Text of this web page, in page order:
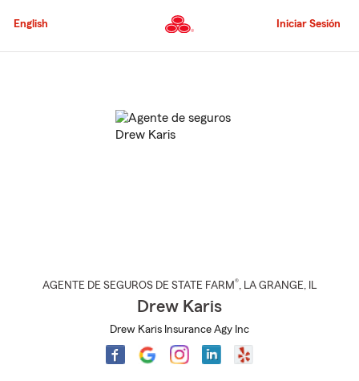
al
principal
English Iniciar Sesión
AGENTE DE SEGUROS DE STATE FARM®, LA GRANGE, IL
Drew Karis
Drew Karis Insurance Agy Inc